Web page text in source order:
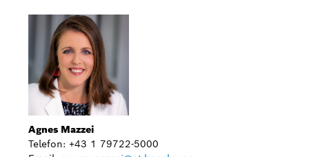
Agnes Mazzei
Telefon: +43 1 79722-5000